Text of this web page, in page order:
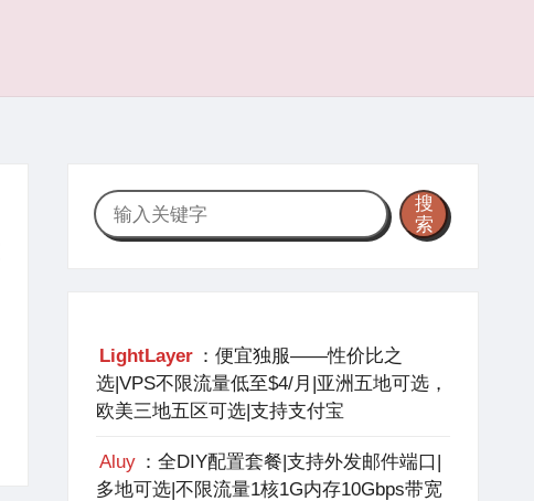
搜
索
搜
索
LightLayer ：便宜独服——性价比之
选|VPS不限流量低至$4/月|亚洲五地可选，
欧美三地五区可选|支持支付宝
Aluy ：全DIY配置套餐|支持外发邮件端口|
多地可选|不限流量1核1G内存10Gbps带宽